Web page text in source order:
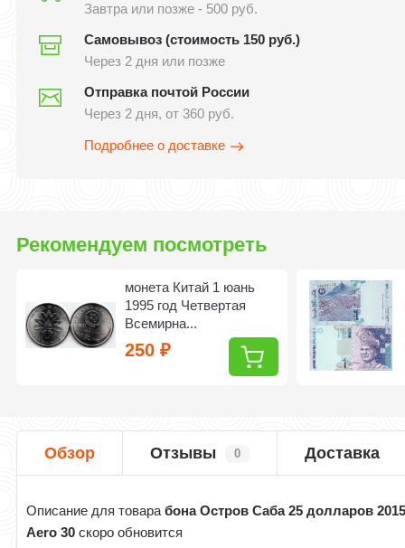
Завтра или позже - 500 руб.
Самовывоз (стоимость 150 руб.)
Через 2 дня или позже
Отправка почтой России
Через 2 дня, от 360 руб.
Подробнее о доставке
Рекомендуем посмотреть
монета Китай 1 юань
1995 год Четвертая
Всемирна...
250₽
Обзор Отзывы 0 Доставка
Описание для товарабона Остров Саба 25 долларов
Aero 30 скоро обновится